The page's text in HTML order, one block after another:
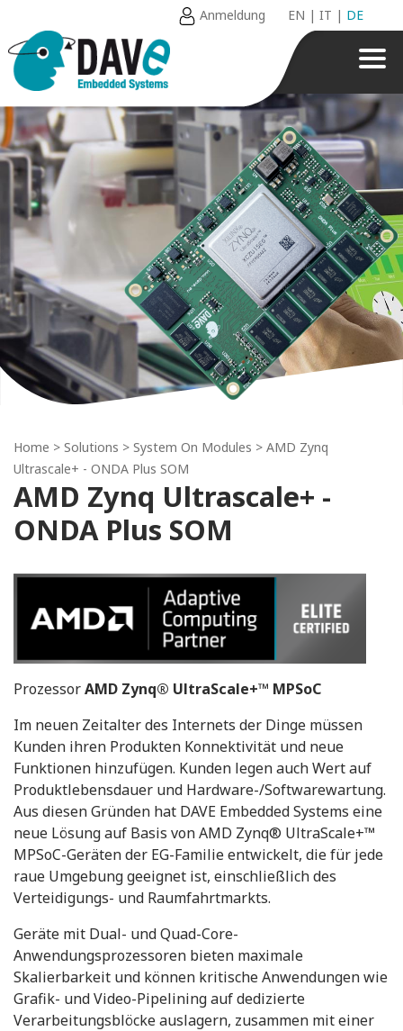
Anmeldung EN |IT | DE
Home > Solutions > System On Modules > AMD Zynq
Ultrascale+ - ONDA Plus SOM
AMD Zynq Ultrascale+ -
ONDA Plus SOM
ProzessorAMD Zynq® UltraScale+™ MPSoC
Im neuen Zeitalter des Internets der Dinge müssen
Kunden ihren Produkten Konnektivität und neue
Funktionen hinzufügen. Kunden legen auch Wert auf
Produktlebensdauer und Hardware-/Softwarewartung.
Aus diesen Gründen hat DAVE Embedded Systems eine
neue Lösung auf Basis von AMD Zynq® UltraScale+™
MPSoC-Geräten der EG-Familie entwickelt, die für jede
raue Umgebung geeignet ist, einschließlich des
Verteidigungs- und Raumfahrtmarkts.
Geräte mit Dual- und Quad-Core-
Anwendungsprozessoren bieten maximale
Skalierbarkeit und können kritische Anwendungen wie
Grafik- und Video-Pipelining auf dedizierte
Verarbeitungsblöcke auslagern, zusammen mit einer